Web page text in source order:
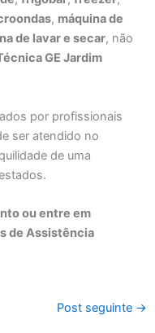
, máquina de
de lavar e secar, não
GE Jardim
por profissionais
ser atendido no
de uma
ou entre em
de Assistência
Post seguinte →